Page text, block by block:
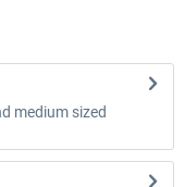
medium sized